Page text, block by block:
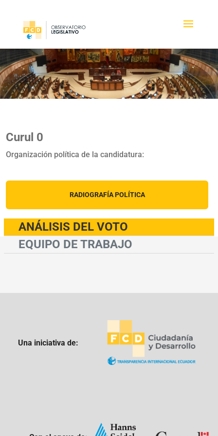
Curul 0
Organización política de la candidatura:
RADIOGRAFÍA POLÍTICA
ANÁLISIS DEL VOTO
EQUIPO DE TRABAJO
Una iniciativa de: